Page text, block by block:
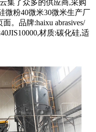
集了众多的供应商,采购
微粉40微米30微米生产厂
。品牌:haixu abrasives/
材质:碳化硅,适